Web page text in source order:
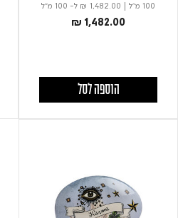
100 מ"ל ₪ 1,482.00 ל- 100 מ"ל
₪ 1,482.00
הוספה לסל